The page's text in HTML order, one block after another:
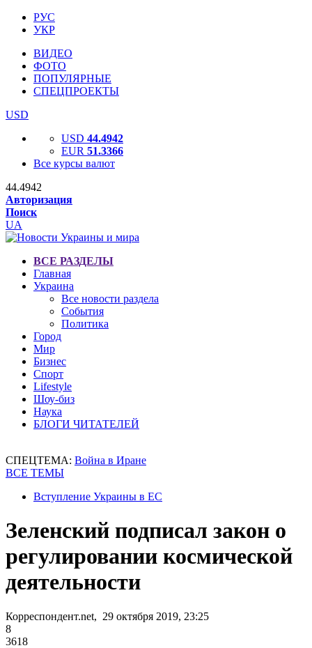
РУС
УКР
ВИДЕО
ФОТО
ПОПУЛЯРНЫЕ
СПЕЦПРОЕКТЫ
USD
USD 44.4942
EUR 51.3366
Все курсы валют
44.4942
Авторизация
Поиск
UA
ВСЕ РАЗДЕЛЫ
Главная
Украина
Все новости раздела
События
Политика
Город
Мир
Бизнес
Спорт
Lifestyle
Шоу-биз
Наука
БЛОГИ ЧИТАТЕЛЕЙ
СПЕЦТЕМА: Война в Иране
ВСЕ ТЕМЫ
Вступление Украины в ЕС
Зеленский подписал закон о
регулировании космической
деятельности
Корреспондент.net, 29 октября 2019, 23:25
8
3618